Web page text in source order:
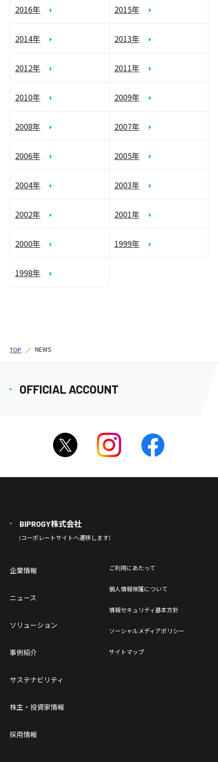
2016年 2015年
2014年 2013年
2012年 2011年
2010年 2009年
2008年 2007年
2006年 2005年
2004年 2003年
2002年 2001年
2000年 1999年
1998年
TOP NEWS
OFFICIAL ACCOUNT
BIPROGY株式会社
(コーポレートサイトへ遷移します)
企業情報
ニュース
ソリューション
事例紹介
サステナビリティ
株主・投資家情報
採用情報
ご利用にあたって
個人情報保護について
情報セキュリティ基本方針
ソーシャルメディアポリシー
サイトマップ